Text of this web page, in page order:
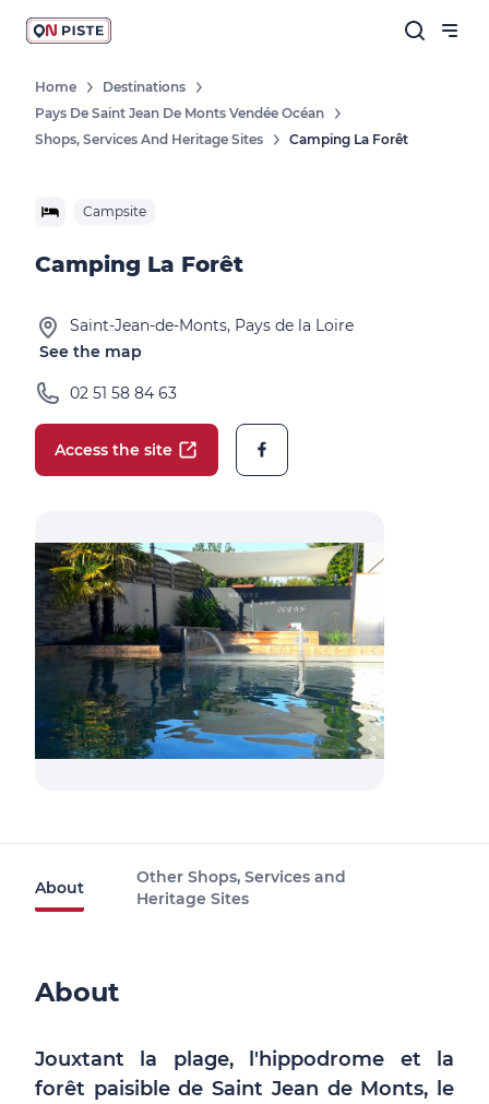
Home
Destinations
Pays De Saint Jean De Monts Vendée Océan
Shops, Services And Heritage Sites
Camping La Forêt
Campsite
Camping La Forêt
Saint-Jean-de-Monts, Pays de la Loire
See the map
02 51 58 84 63
Access the site
About
Other Shops, Services and
Heritage Sites
About
Jouxtant la plage, l'hippodrome et la
forêt paisible de Saint Jean de Monts, le